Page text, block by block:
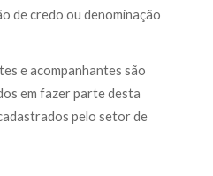
de credo ou denominação
e acompanhantes são
em fazer parte desta
pelo setor de